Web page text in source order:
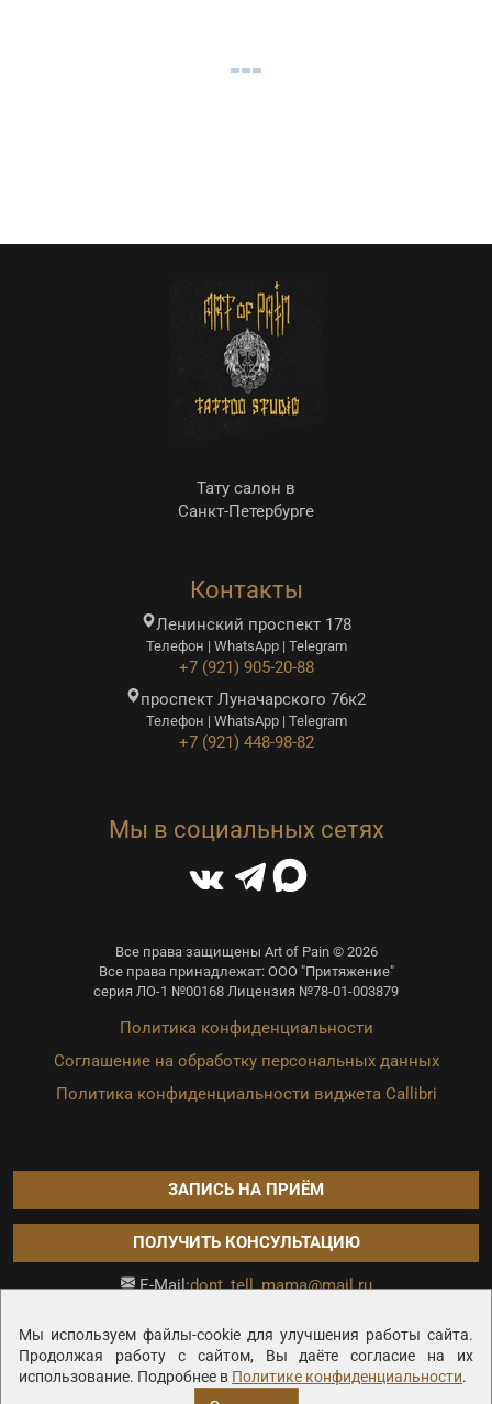
Мы используем файлы-cookie для улучшения работы сайта.
Продолжая работу с сайтом, Вы даёте согласие на их
использование. Подробнее в Политике конфиденциальности.
Тату салон в
Санкт-Петербурге
Контакты
Ленинский проспект 178
Телефон | WhatsApp | Telegram
+7 (921) 905-20-88
проспект Луначарского 76к2
Телефон | WhatsApp | Telegram
+7 (921) 448-98-82
Мы в социальных сетях
Все права защищены Art of Pain © 2026
Все права принадлежат: ООО "Притяжение"
серия ЛО-1 №00168 Лицензия №78-01-003879
Политика конфиденциальности
Соглашение на обработку персональных данных
Политика конфиденциальности виджета Callibri
ЗАПИСЬ НА ПРИЁМ
ПОЛУЧИТЬ КОНСУЛЬТАЦИЮ
E-Mail:dont_tell_mama@mail.ru